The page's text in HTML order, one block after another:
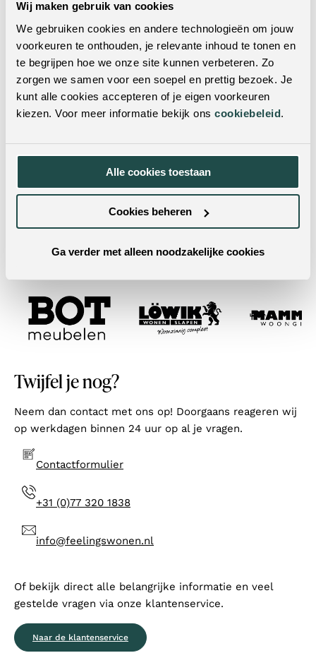
Wij maken gebruik van cookies
We gebruiken cookies en andere technologieën om jouw
voorkeuren te onthouden, je relevante inhoud te tonen en
te begrijpen hoe we onze site kunnen verbeteren. Zo
zorgen we samen voor een soepel en prettig bezoek. Je
kunt alle cookies accepteren of je eigen voorkeuren
kiezen. Voor meer informatie bekijk ons cookiebeleid.
Alle cookies toestaan
Cookies beheren
Ga verder met alleen noodzakelijke cookies
Woonstijl: Universeel
Levertijd: 2 weken levertijd
Wil je dit product in het echt zien?
Je kunt dit product ook in een van onze woonwinkels
bekijken. Met vestigingen door heel Nederland & België
is er altijd een winkel bij jou in de buurt! Door je
postcode of woonplaats in te vulling in de zoekbalk,
Twijfel je nog?
Neem dan contact met ons op! Doorgaans reageren wij
op werkdagen binnen 24 uur op al je vragen.
Contactformulier
+31 (0)77 320 1838
info@feelingswonen.nl
Of bekijk direct alle belangrijke informatie en veel
gestelde vragen via onze klantenservice.
Naar de klantenservice